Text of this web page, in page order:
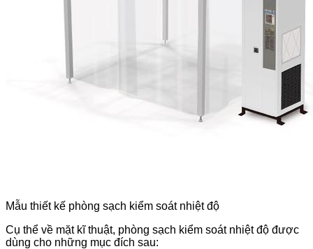
Mẫu thiết kế phòng sạch kiểm soát nhiệt độ
Cụ thể về mặt kĩ thuật, phòng sạch kiểm soát nhiệt độ được
dùng cho những mục đích sau: